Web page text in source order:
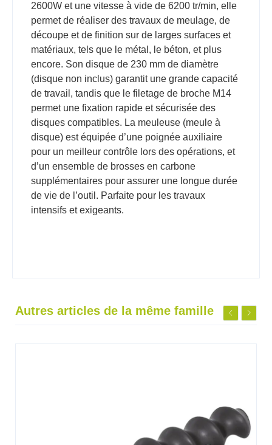
2600W et une vitesse à vide de 6200 tr/min, elle
permet de réaliser des travaux de meulage, de
découpe et de finition sur de larges surfaces et
matériaux, tels que le métal, le béton, et plus
encore. Son disque de 230 mm de diamètre
(disque non inclus) garantit une grande capacité
de travail, tandis que le filetage de broche M14
permet une fixation rapide et sécurisée des
disques compatibles. La meuleuse (meule à
disque) est équipée d’une poignée auxiliaire
pour un meilleur contrôle lors des opérations, et
d’un ensemble de brosses en carbone
supplémentaires pour assurer une longue durée
de vie de l’outil. Parfaite pour les travaux
intensifs et exigeants.
Autres articles de la même famille